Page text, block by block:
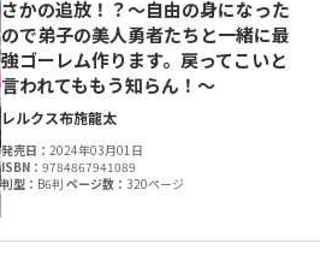
さかの追放！？～自由の身になった
ので弟子の美人勇者たちと一緒に最
強ゴーレム作ります。戻ってこいと
言われてももう知らん！～
レルクス布施龍太
発売日：2024年03月01日
ISBN：9784867941089
判型： B6判ページ数：320ページ